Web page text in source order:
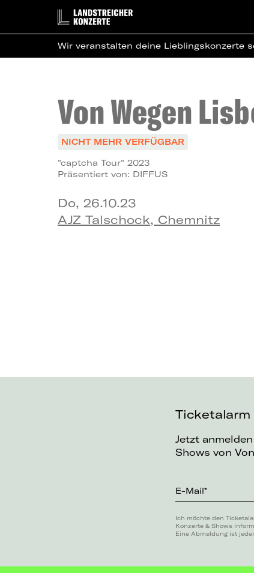
Wir veranstalten deine Lieblingskonzerte
Von Wegen
NICHT MEHR VERFÜGBAR
"captcha Tour" 2023
Präsentiert von: DIFFUS
Do, 26.10.23
AJZ Talschock, Chemnitz
Ticketalarm
Jetzt
Shows von
E-Mail*
Ich möchte den
Konzerte & Shows
Eine Abmeldung ist